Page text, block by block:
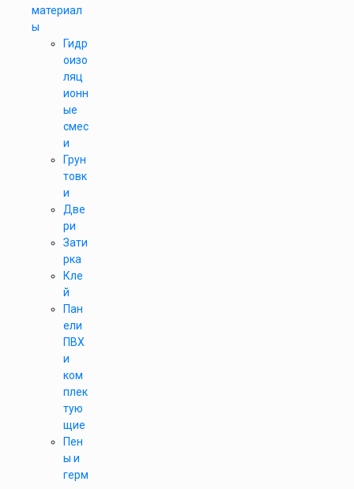
материал
ы
Гидр
оизо
ляц
ионн
ые
смес
и
Грун
товк
и
Две
ри
Зати
рка
Кле
й
Пан
ели
ПВХ
и
ком
плек
тую
щие
Пен
ы и
герм